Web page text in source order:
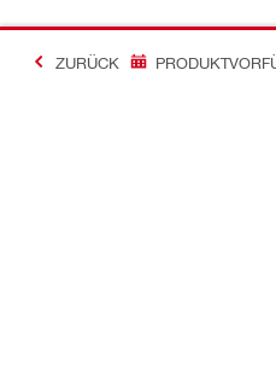
ZURÜCK